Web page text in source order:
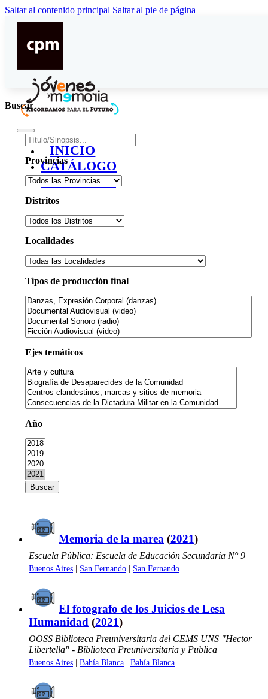
Saltar al contenido principal Saltar al pie de página
INICIO
CATÁLOGO
CONTACTO
Buscar
Provincias
Distritos
Localidades
Tipos de producción final
Ejes temáticos
Año
Memoria de la marea (2021)
Escuela Pública: Escuela de Educación Secundaria N° 9
Buenos Aires | San Fernando | San Fernando
El fotografo de los Juicios de Lesa
Humanidad (2021)
OOSS Biblioteca Preuniversitaria del CEMS UNS "Hector
Libertella" - Biblioteca Preuniversitaria y Publica
Buenos Aires | Bahía Blanca | Bahía Blanca